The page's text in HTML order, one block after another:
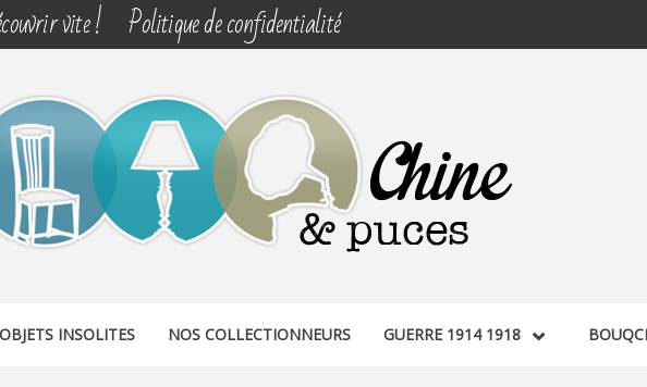
vite ! Politique de confidentialité
PUCES
OBJETS INSOLITES NOS COLLECTIONNEURS GUERRE 1914 1918